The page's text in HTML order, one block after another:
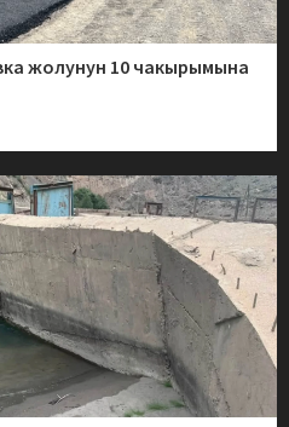
жолунун 10 чакырымына